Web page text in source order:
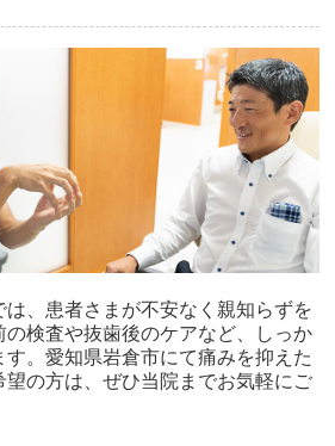
、患者さまが不安なく親知らずを
検査や抜歯後のケアなど、しっか
す。愛知県岩倉市にて痛みを抑えた
望の方は、ぜひ当院までお気軽にご